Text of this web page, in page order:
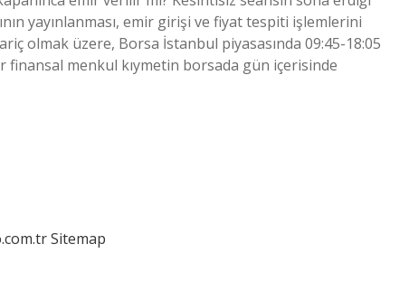
yayınlanması, emir girişi ve fiyat tespiti işlemlerini
olmak üzere, Borsa İstanbul piyasasında 09:45-18:05
finansal menkul kıymetin borsada gün içerisinde
Sitemap